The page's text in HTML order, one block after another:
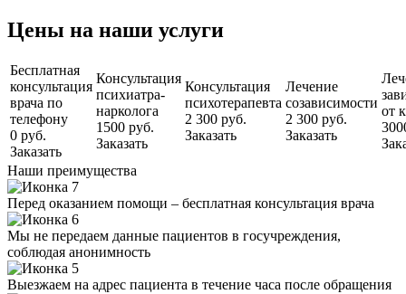
Цены на наши услуги
Бесплатная
консультация
врача по
телефону
0 руб.
Заказать
Консультация
психиатра-
нарколога
1500 руб.
Заказать
Консультация
психотерапевта
2 300 руб.
Заказать
Лечение
созависимости
2 300 руб.
Заказать
от
Наши преимущества
Перед оказанием помощи – бесплатная консультация врача
Мы не передаем данные пациентов в госучреждения,
соблюдая анонимность
Выезжаем на адрес пациента в течение часа после обращения